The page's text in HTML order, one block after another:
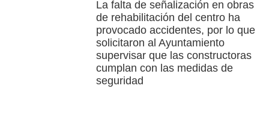
La falta de señalización en obras
de rehabilitación del centro ha
provocado accidentes, por lo que
solicitaron al Ayuntamiento
supervisar que las constructoras
cumplan con las medidas de
seguridad